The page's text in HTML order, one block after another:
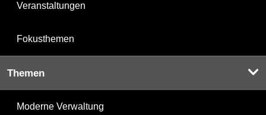
Veranstaltungen
Fokusthemen
Themen
Moderne Verwaltung